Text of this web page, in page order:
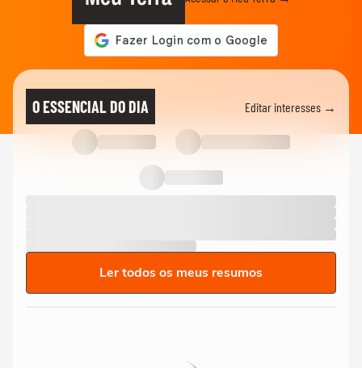
O ESSENCIAL DO DIA Editar interesses →
Ler todos os meus resumos